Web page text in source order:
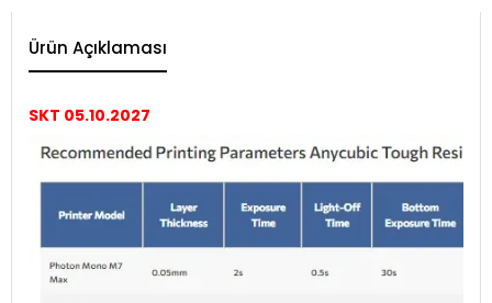
Ürün Açıklaması
SKT 05.10.2027